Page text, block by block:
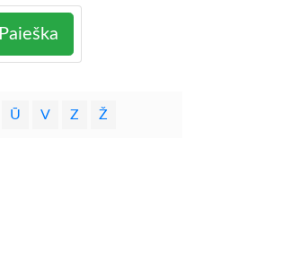
Paieška
Ū V Z Ž